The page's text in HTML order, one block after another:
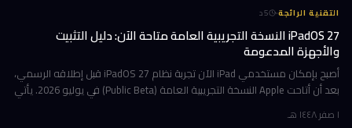
التقنية الرائجة·
5د
iPadOS 27 النسخة التجريبية العامة متاحة الآن: دليل التثبيت
والأجهزة المدعومة
أصبح بإمكان مستخدمي iPad الآن تجربة نظام iPadOS 27 قبل إطلاقه الرسمي،
بعد أن أتاحت Apple النسخة التجريبية العامة (Public Beta) في يوليو 2026. يأتي
١ صفر ١٤٤٨ هـ